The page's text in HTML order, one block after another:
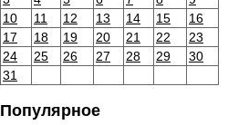
10
11 12 13 14 15
16
17
18 19 20 21 22
23
24
25 26 27 28 29
30
31
Популярное